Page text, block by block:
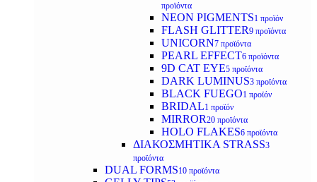
προϊόντα
NEON PIGMENTS1 προϊόν
FLASH GLITTER9 προϊόντα
UNICORN7 προϊόντα
PEARL EFFECT6 προϊόντα
9D CAT EYE5 προϊόντα
DARK LUMINUS3 προϊόντα
BLACK FUEGO1 προϊόν
BRIDAL1 προϊόν
MIRROR20 προϊόντα
HOLO FLAKES6 προϊόντα
ΔΙΑΚΟΣΜΗΤΙΚΑ STRASS3
προϊόντα
DUAL FORMS10 προϊόντα